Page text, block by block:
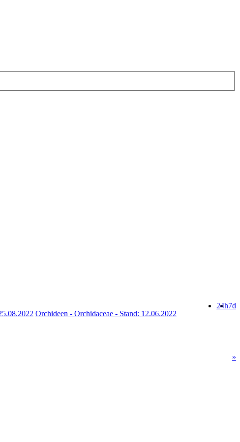
7d
24h
Orchideen - Orchidaceae - Stand: 12.06.2022
»